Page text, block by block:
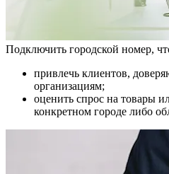
Подключить городской номер,
привлечь клиентов,
организациям;
оценить спрос на товары
конкретном городе либо